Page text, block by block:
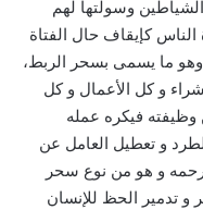
وسولتها لهم
كإيقاف حال الفتاة
وهو ما يسمى بسحر الربط،
و كل الأعمال و كل
فيكره عمله
و تعطيل العامل عن
و هو من نوع سحر
و تدمير الحظ للإنسان